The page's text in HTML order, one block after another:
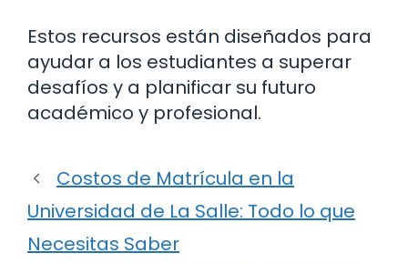
Estos recursos están diseñados para
ayudar a los estudiantes a superar
desafíos y a planificar su futuro
académico y profesional.
Costos de Matrícula en la
Universidad de La Salle: Todo lo que
Necesitas Saber